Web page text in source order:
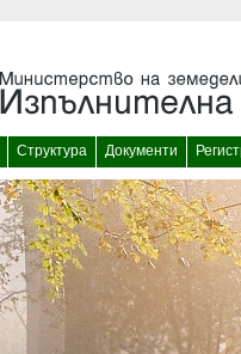
Структура Документи